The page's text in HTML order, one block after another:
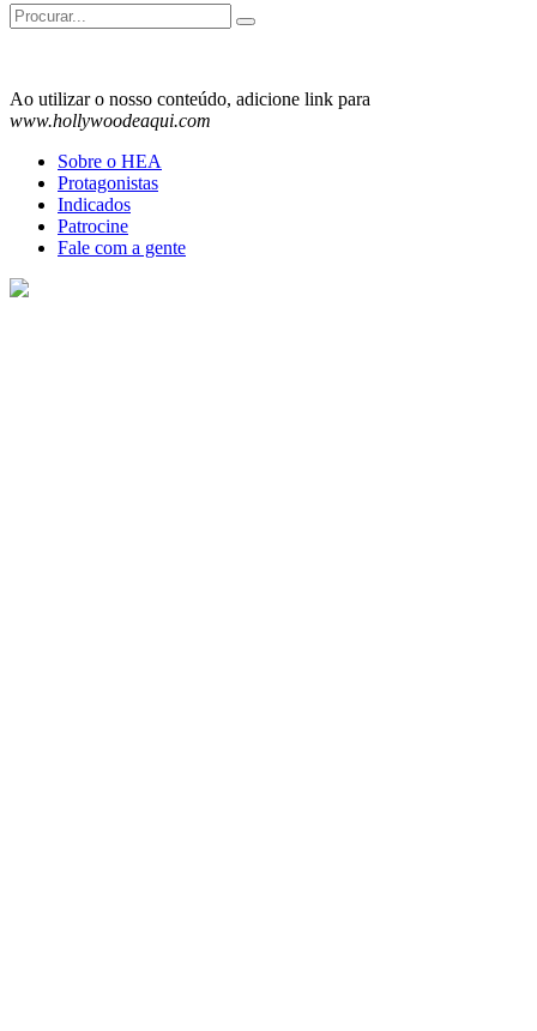
Search
for:
Ao utilizar o nosso conteúdo, adicione link para
www.hollywoodeaqui.com
Sobre o HEA
Protagonistas
Indicados
Patrocine
Fale com a gente